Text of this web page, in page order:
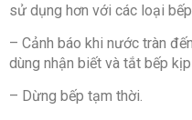
sử dụng hơn với các loại bếp
– Cảnh báo khi nước tràn
dùng nhận biết và tắt bếp
– Dừng bếp tạm thời.